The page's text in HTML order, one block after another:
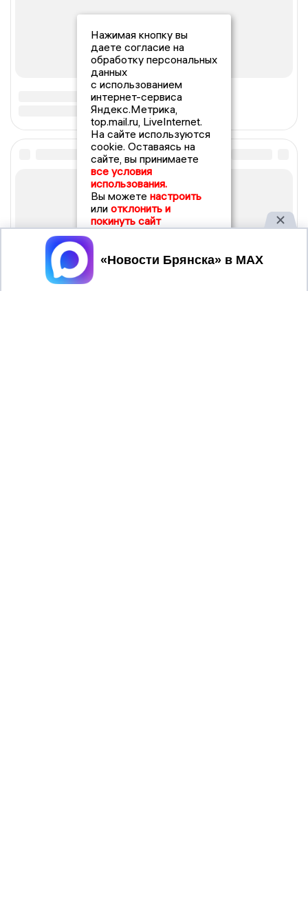
Нажимая кнопку вы
даете согласие на
обработку персональных
данных
с использованием
интернет-сервиса
Яндекс.Метрика,
top.mail.ru, LiveInternet.
На сайте используются
cookie. Оставаясь на
сайте, вы принимаете
все условия
использования.
Вы можете настроить
или отклонить и
покинуть сайт
Принять